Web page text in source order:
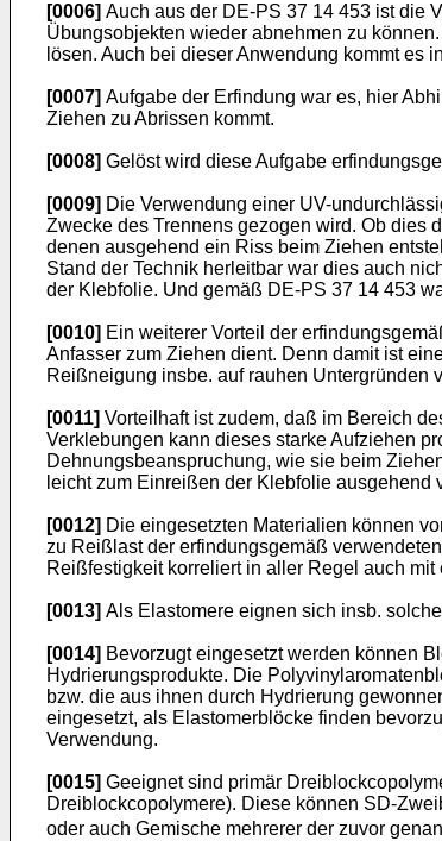
[0006] Auch aus der DE-PS 37 14 453 ist die
Übungsobjekten wieder abnehmen zu
lösen. Auch bei dieser Anwendung kommt es
[0007] Aufgabe der Erfindung war es, hier
Ziehen zu Abrissen kommt.
[0008] Gelöst wird diese Aufgabe
[0009] Die Verwendung einer UV-
Zwecke des Trennens gezogen wird. Ob dies
denen ausgehend ein Riss beim Ziehen
Stand der Technik herleitbar war dies auch
der Klebfolie. Und gemäß DE-PS 37 14 453
[0010] Ein weiterer Vorteil der
Anfasser zum Ziehen dient. Denn damit ist
Reißneigung insbe. auf rauhen Untergründen
[0011] Vorteilhaft ist zudem, daß im Bereich
Verklebungen kann dieses starke Aufziehen
Dehnungsbeanspruchung, wie sie beim
leicht zum Einreißen der Klebfolie
[0012] Die eingesetzten Materialien können
zu Reißlast der erfindungsgemäß
Reißfestigkeit korreliert in aller Regel auch
[0013] Als Elastomere eignen sich insb.
[0014] Bevorzugt eingesetzt werden können
Hydrierungsprodukte. Die
bzw. die aus ihnen durch Hydrierung
eingesetzt, als Elastomerblöcke finden
Verwendung.
[0015] Geeignet sind primär
Dreiblockcopolymere). Diese können SD-
oder auch Gemische mehrerer der zuvor